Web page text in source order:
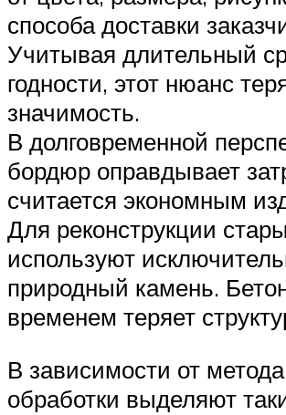
способа доставки
Учитывая длительный
годности, этот нюанс
значимость.
В долговременной
бордюр оправдывает
считается экономным
Для реконструкции
используют
природный камень.
временем теряет
В зависимости от метода
обработки выделяют